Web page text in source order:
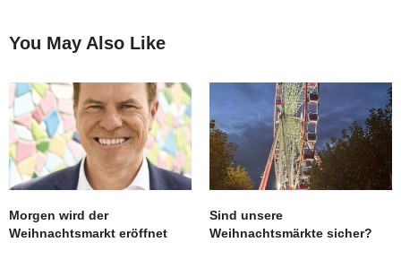
You May Also Like
Morgen wird der
Weihnachtsmarkt eröffnet
Sind unsere
Weihnachtsmärkte sicher?